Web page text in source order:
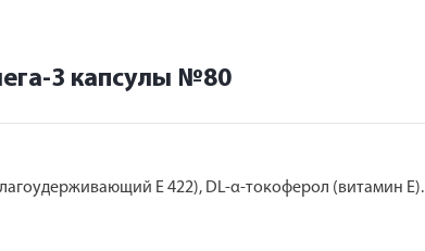
3 капсулы №80
Е 422), DL-α-токоферол (витамин Е).